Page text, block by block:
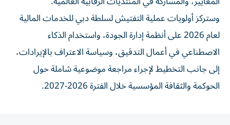
وستركز أولويات عملية التفتيش لسلطة دبي للخدمات المالية
لعام 2026 على أنظمة إدارة الجودة، واستخدام الذكاء
الاصطناعي في أعمال التدقيق، وسياسة الاعتراف بالإيرادات،
إلى جانب التخطيط لإجراء مراجعة موضوعية شاملة حول
الحوكمة والثقافة المؤسسية خلال الفترة 2026-2027.